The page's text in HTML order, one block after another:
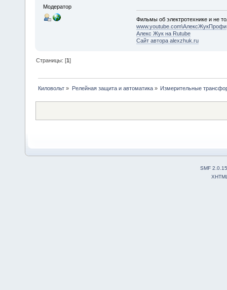
Модератор
Фильмы об электротехнике и не
www.youtube.com\АлексЖукПрофи
Алекс Жук на Rutube
Сайт автора alexzhuk.ru
Страницы: [1]
Киловольт » Релейная защита и автоматика» Измерительные
SMF 2.0.15